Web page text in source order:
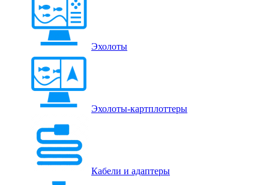
Эхолоты
Эхолоты-картплоттеры
Кабели и адаптеры